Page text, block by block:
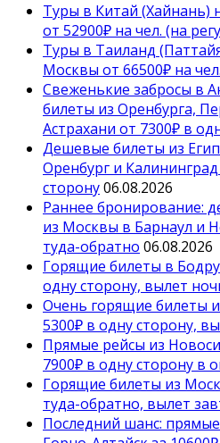
Туры в Китай (Хайнань)
от 52900₽ на чел. (на
Туры в Таиланд
Москвы от 66500₽ на
Свеженькие забросы в
билеты из Оренбурга,
Астрахани от 7300₽ в
Дешевые билеты из
Оренбург и
сторону06.08.2026
Раннее бронирование:
из Москвы в Барнаул и
туда-обратно 06.08.2026
Горящие билеты в
одну сторону, вылет
Очень горящие билеты
5300₽ в одну сторону,
Прямые рейсы из
7900₽ в одну сторону в
Горящие билеты из
туда-обратно, вылет
Последний шанс: